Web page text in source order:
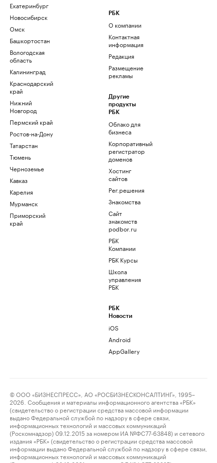
Екатеринбург
Новосибирск
Омск
Башкортостан
Вологодская
область
Калининград
Краснодарский
край
Нижний
Новгород
Пермский край
Ростов-на-Дону
Татарстан
Тюмень
Черноземье
Кавказ
Карелия
Мурманск
Приморский
край
РБК
О компании
Контактная
информация
Редакция
Размещение
рекламы
Другие
продукты
РБК
Облако для
бизнеса
Корпоративный
регистратор
доменов
Хостинг
сайтов
Рег.решения
Знакомства
Сайт
знакомств
podbor.ru
РБК
Компании
РБК Курсы
Школа
управления
РБК
РБК
Новости
iOS
Android
AppGallery
© ООО «БИЗНЕСПРЕСС», АО «РОСБИЗНЕСКОНСАЛТИНГ», 1995–
2026. Сообщения и материалы информационного агентства «РБК»
(свидетельство о регистрации средства массовой информации
выдано Федеральной службой по надзору в сфере связи,
информационных технологий и массовых коммуникаций
(Роскомнадзор) 09.12.2015 за номером ИА №ФС77-63848) и сетевого
издания «РБК» (свидетельство о регистрации средства массовой
информации выдано Федеральной службой по надзору в сфере связи,
информационных технологий и массовых коммуникаций